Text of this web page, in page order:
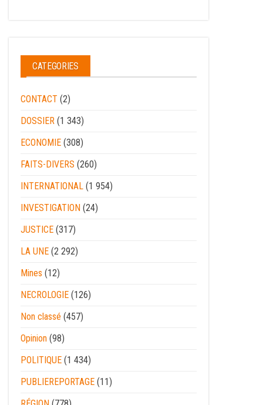
CATEGORIES
CONTACT (2)
DOSSIER (1 343)
ECONOMIE (308)
FAITS-DIVERS (260)
INTERNATIONAL (1 954)
INVESTIGATION (24)
JUSTICE (317)
LA UNE (2 292)
Mines (12)
NECROLOGIE (126)
Non classé (457)
Opinion (98)
POLITIQUE (1 434)
PUBLIEREPORTAGE (11)